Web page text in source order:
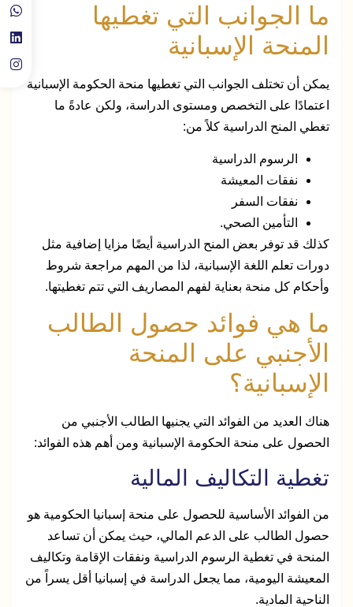
ما الجوانب التي تغطيها
المنحة الإسبانية
يمكن أن تختلف الجوانب التي تغطيها منحة الحكومة الإسبانية
اعتمادًا على التخصص ومستوى الدراسة، ولكن عادةً ما
تغطي المنح الدراسية كلاً من:
الرسوم الدراسية
نفقات المعيشة
نفقات السفر
التأمين الصحي.
كذلك قد توفر بعض المنح الدراسية أيضًا مزايا إضافية مثل
دورات تعلم اللغة الإسبانية، لذا من المهم مراجعة شروط
وأحكام كل منحة بعناية لفهم المصاريف التي تتم تغطيتها.
ما هي فوائد حصول الطالب
الأجنبي على المنحة
الإسبانية؟
هناك العديد من الفوائد التي يجنيها الطالب الأجنبي من
الحصول على منحة الحكومة الإسبانية ومن أهم هذه الفوائد:
تغطية التكاليف المالية
من الفوائد الأساسية للحصول على منحة إسبانيا الحكومية هو
حصول الطالب على الدعم المالي، حيث يمكن أن تساعد
المنحة في تغطية الرسوم الدراسية ونفقات الإقامة وتكاليف
المعيشة اليومية، مما يجعل الدراسة في إسبانيا أقل يسراً من
الناحية المادية.